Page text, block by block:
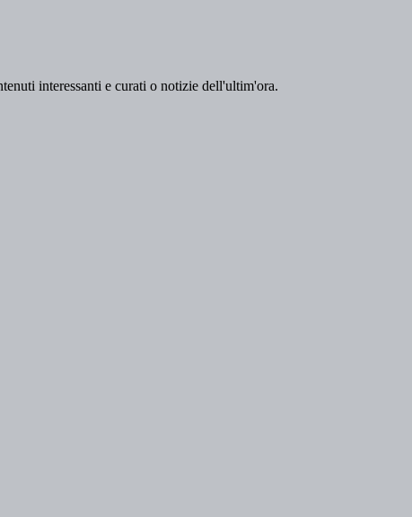
interessanti e curati o notizie dell'ultim'ora.